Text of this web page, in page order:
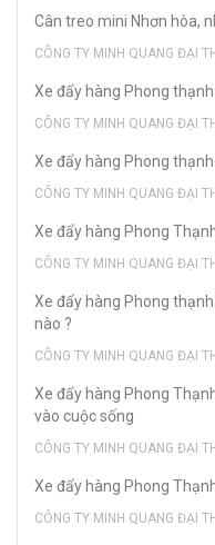
Cân treo mini Nhơn hòa,
CÔNG TY MINH QUANG ĐẠI
Xe đẩy hàng Phong
CÔNG TY MINH QUANG ĐẠI
Xe đẩy hàng Phong
CÔNG TY MINH QUANG ĐẠI
Xe đẩy hàng Phong
CÔNG TY MINH QUANG ĐẠI
Xe đẩy hàng Phong
nào ?
CÔNG TY MINH QUANG ĐẠI
Xe đẩy hàng Phong
vào cuộc sống
CÔNG TY MINH QUANG ĐẠI
Xe đẩy hàng Phong
CÔNG TY MINH QUANG ĐẠI